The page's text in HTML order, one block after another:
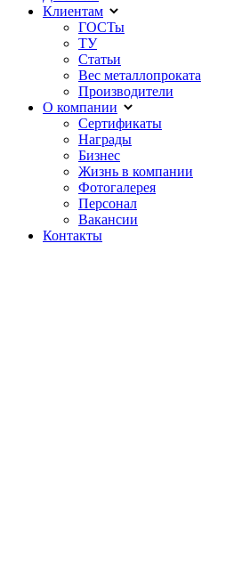
Клиентам
ГОСТы
ТУ
Статьи
Вес металлопроката
Производители
О компании
Сертификаты
Награды
Бизнес
Жизнь в компании
Фотогалерея
Персонал
Вакансии
Контакты